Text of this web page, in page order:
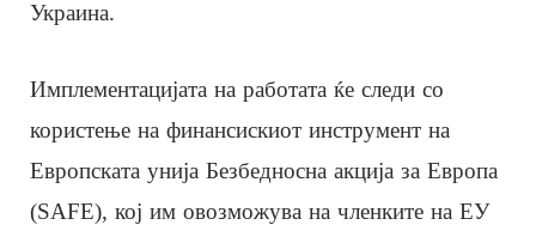
Украина.
Имплементацијата на работата ќе следи со
користење на финансискиот инструмент на
Европската унија Безбедносна акција за Европа
(SAFE), кој им овозможува на членките на ЕУ